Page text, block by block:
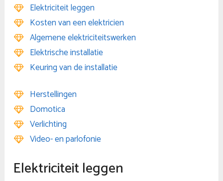
Elektriciteit leggen
Kosten van een elektricien
Algemene elektriciteitswerken
Elektrische installatie
Keuring van de installatie
Herstellingen
Domotica
Verlichting
Video- en parlofonie
Elektriciteit leggen